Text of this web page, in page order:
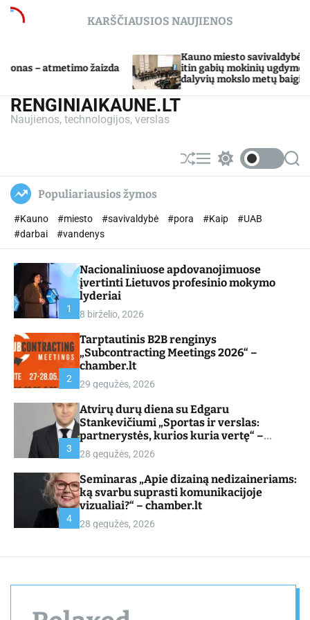
c
n
KARŠČIAUSIOS NAUJIENOS
žaizda
Kauno miesto savivaldybė
itin gabių mokinių ugdymo programos
dalyvių mokslo metų baigimo šventė
RENGINIAIKAUNE.LT
Naujienos, technologijos, verslas
S
h
e
M
e w
h
o
r
S
e
Populiariausios žymos
#Kauno #miesto #savivaldybė #pora #Kaip
#UAB
#darbai
#vandenys
1
Nacionaliniuose apdovanojimuose
įvertinti Lietuvos profesinio mokymo
lyderiai
8 birželio, 2026
2
Tarptautinis B2B renginys
„Subcontracting Meetings 2026“ –
chamber.lt
29 gegužės, 2026
3
Atvirų durų diena su Edgaru
Stankevičiumi „Sportas ir verslas:
partnerystės, kurios kuria vertę“ –
chamber.lt
28 gegužės, 2026
4
Seminaras „Apie dizainą nedizaineriams:
ką svarbu suprasti komunikacijoje
vizualiai?“ – chamber.lt
28 gegužės, 2026